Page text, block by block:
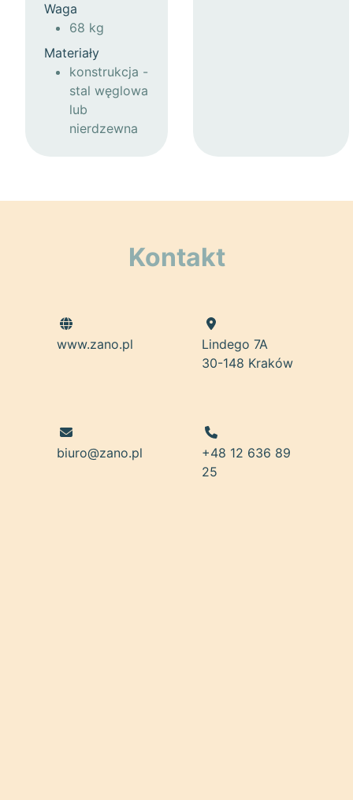
Waga
68 kg
Materiały
konstrukcja -
stal węglowa
lub
nierdzewna
Kontakt
www.zano.pl
Lindego 7A
30-148 Kraków
biuro@zano.pl
+48 12 636 89
25